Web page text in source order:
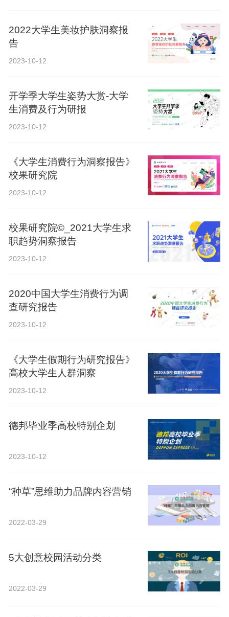
2022大学生美妆护肤洞察报
告
2023-10-12
开学季大学生姿势大赏-大学
生消费及行为研报
2023-10-12
《大学生消费行为洞察报告》
校果研究院
2023-10-12
校果研究院©_2021大学生求
职趋势洞察报告
2023-10-12
2020中国大学生消费行为调
查研究报告
2023-10-12
《大学生假期行为研究报告》
高校大学生人群洞察
2023-10-12
德邦毕业季高校特别企划
2023-10-12
“种草”思维助力品牌内容营销
2022-03-29
5大创意校园活动分类
2022-03-29